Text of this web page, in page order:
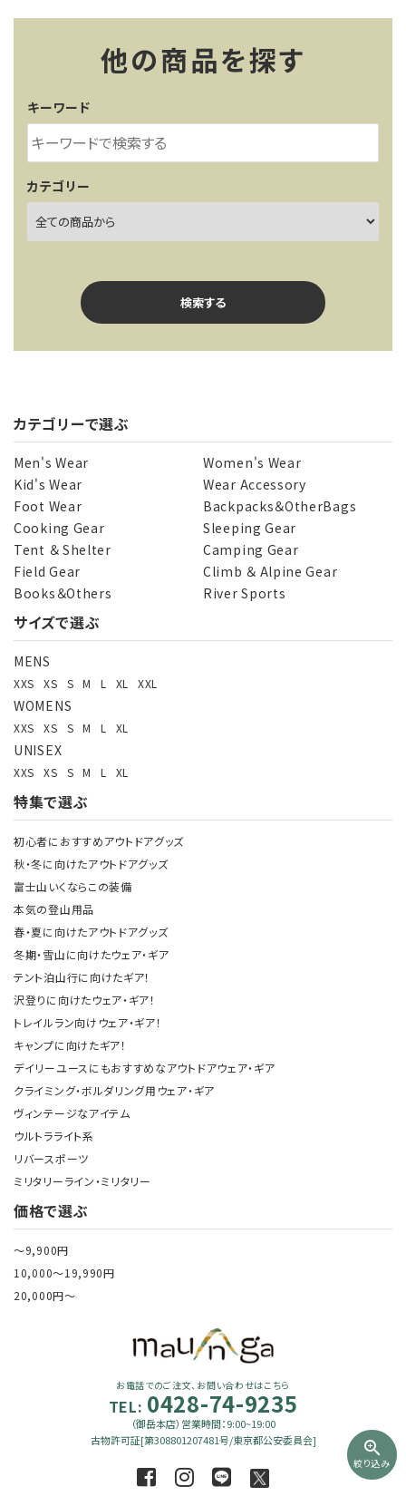
他の商品を探す
キーワード
カテゴリー
検索する
zoom_in
絞り込み
キーワード
カテゴリー
検索する
カテゴリーで選ぶ
Men's Wear
Women's Wear
Kid's Wear
Wear Accessory
Foot Wear
Backpacks＆OtherBags
Cooking Gear
Sleeping Gear
Tent ＆ Shelter
Camping Gear
Field Gear
Climb ＆ Alpine Gear
Books＆Others
River Sports
サイズで選ぶ
MENS
XXS XS S M L XL XXL
WOMENS
XXS XS S M L XL
UNISEX
XXS XS S M L XL
特集で選ぶ
初心者におすすめアウトドアグッズ
秋・冬に向けたアウトドアグッズ
富士山いくならこの装備
本気の登山用品
春・夏に向けたアウトドアグッズ
冬期・雪山に向けたウェア・ギア
テント泊山行に向けたギア！
沢登りに向けたウェア・ギア！
トレイルラン向けウェア・ギア！
キャンプに向けたギア！
デイリーユースにもおすすめなアウトドアウェア・ギア
クライミング・ボルダリング用ウェア・ギア
ヴィンテージなアイテム
ウルトラライト系
リバースポーツ
ミリタリーライン・ミリタリー
価格で選ぶ
～9,900円
10,000～19,990円
20,000円～
お電話でのご注文、お問い合わせはこちら
TEL: 0428-74-9235
（御岳本店）営業時間：9:00~19:00
古物許可証[第308801207481号/東京都公安委員会]